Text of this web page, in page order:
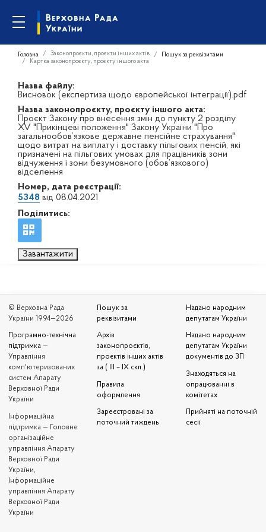
Головна Законопроєкти, проєкти інших актів
Пошук за реквізитами
Картка законопроєкту, проєкту іншого акта
Назва файлу:
Висновок (експертиза щодо європейської інтеграції).pdf
Назва законопроєкту, проєкту іншого акта:
Проєкт Закону про внесення змін до пункту 2 розділу
XV "Прикінцеві положення" Закону України "Про
загальнообов’язкове державне пенсійне страхування"
щодо витрат на виплату і доставку пільгових пенсій, які
призначені на пільгових умовах для працівників зони
відчуження і зони безумовного (обов’язкового)
відселення
Номер, дата реєстрації:
5348 від 08.04.2021
Поділитись:
Завантажити
© Верховна Рада
України 1994—2026
Програмно-технічна
підтримка —
Управління
комп'ютеризованих
систем Апарату
Верховної Ради
України
Iнформаційна
підтримка — Головне
організаційне
управління Апарату
Верховної Ради
України,
Інформаційне
управління Апарату
Верховної Ради
України
Пошук за
реквізитами
Архів
законопроєктів,
проєктів інших актів
за ( III – IX скл.)
Правила
оформлення
Зареєстровані за
поточний тиждень
Надано народним
депутатам України
Надано народним
депутатам України
документів до ЗП
Знаходяться на
опрацюванні в
комітетах
Прийняті на поточній
сесії